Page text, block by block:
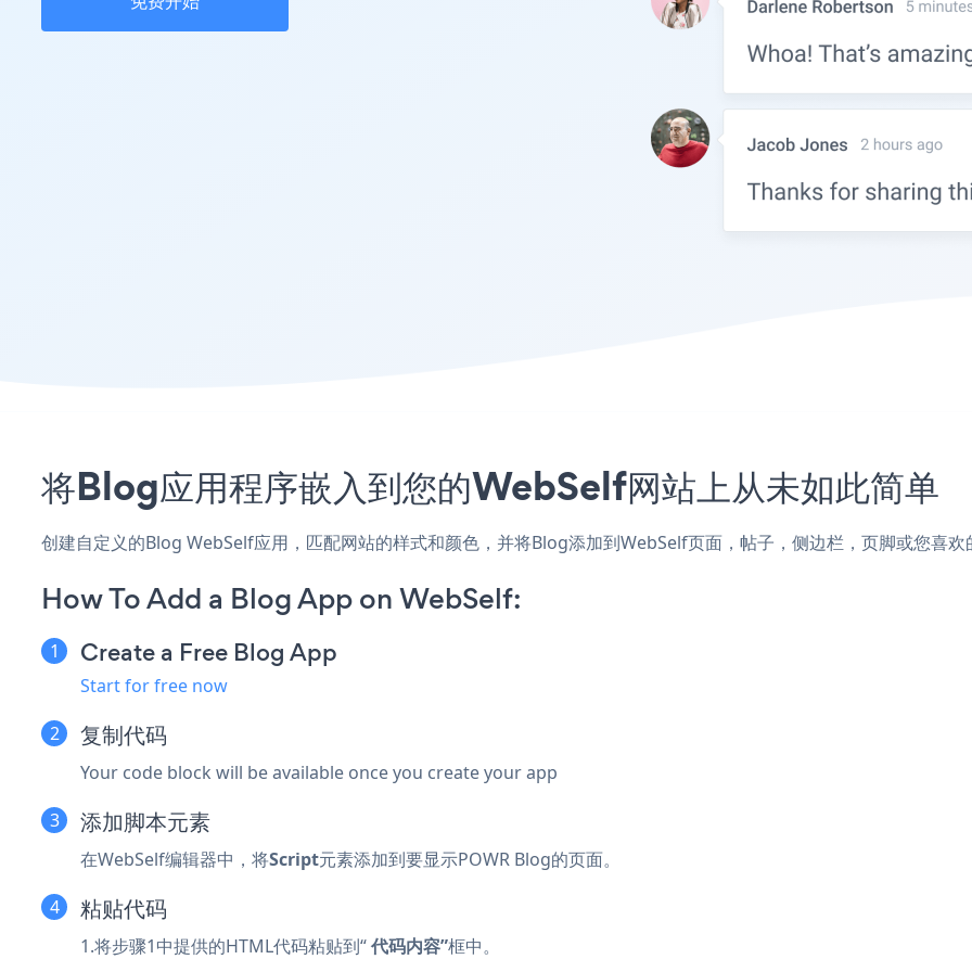
将Blog应用程序嵌入到您的WebSelf网站上从未如此简单
创建自定义的Blog WebSelf应用，匹配网站的样式和颜色，并将Blog添加到WebSelf页面，帖子，侧边栏，页脚或您喜欢
How To Add a Blog App on WebSelf:
Create a Free Blog App
Start for free now
复制代码
Your code block will be available once you create your app
添加脚本元素
在WebSelf编辑器中，将Script元素添加到要显示POWR Blog的页面。
粘贴代码
1.将步骤1中提供的HTML代码粘贴到“代码内容”框中。